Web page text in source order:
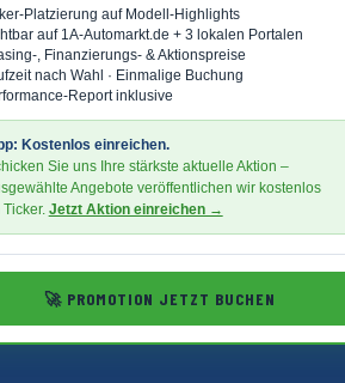
Platzierung auf Modell-Highlights
auf 1A-Automarkt.de + 3 lokalen Portalen
, Finanzierungs- & Aktionspreise
nach Wahl · Einmalige Buchung
Report inklusive
Kostenlos einreichen.
Sie uns Ihre stärkste aktuelle Aktion –
Angebote veröffentlichen wir kostenlos
Ticker. Jetzt Aktion einreichen →
🚀 PROMOTION JETZT BUCHEN